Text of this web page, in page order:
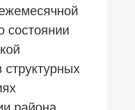
состоянии